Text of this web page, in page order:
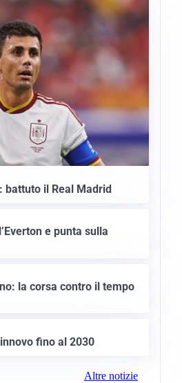
battuto il Real Madrid
e punta sulla
la corsa contro il tempo
fino al 2030
Altre notizie